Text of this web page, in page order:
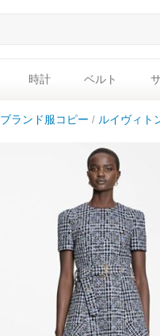
時計 ベルト
ブランド服コピー ルイヴィト